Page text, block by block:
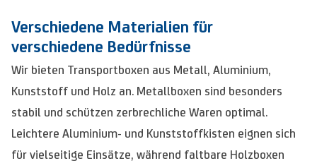
Verschiedene Materialien für
verschiedene Bedürfnisse
Wir bieten Transportboxen aus Metall, Aluminium,
Kunststoff und Holz an. Metallboxen sind besonders
stabil und schützen zerbrechliche Waren optimal.
Leichtere Aluminium- und Kunststoffkisten eignen sich
für vielseitige Einsätze, während faltbare Holzboxen